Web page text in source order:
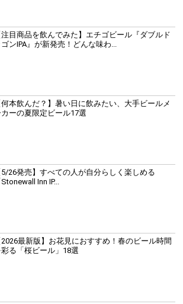
注目商品を飲んでみた】エチゴビール『ダブルド
ンIPA』が新発売！どんな味わ...
何本飲んだ？】暑い日に飲みたい、大手ビールメ
カーの夏限定ビール17選
5/26発売】すべての人が自分らしく楽しめる
Stonewall Inn IP...
2026最新版】お花見におすすめ！春のビール時間
彩る「桜ビール」18選